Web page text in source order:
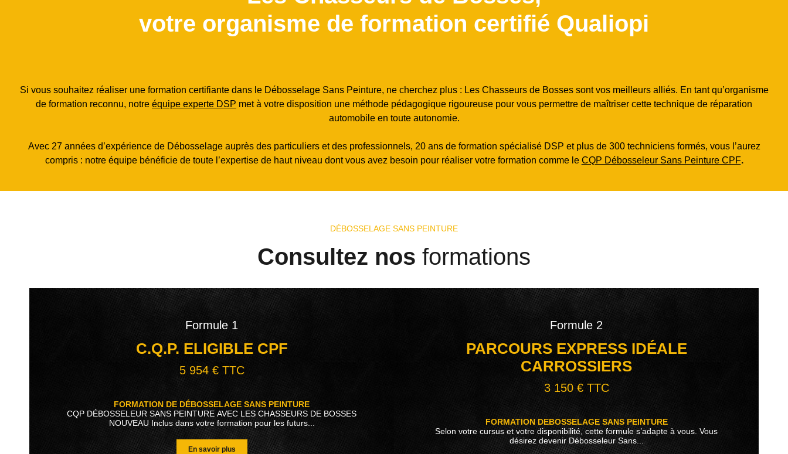
votre organisme de formation certifié Qualiopi
Si vous souhaitez réaliser une formation certifiante dans le Débosselage Sans Peinture, ne cherchez plus : Les Chasseurs de Bosses sont vos meilleurs alliés. En tant qu’organisme
de formation reconnu, notre équipe experte DSP met à votre disposition une méthode pédagogique rigoureuse pour vous permettre de maîtriser cette technique de réparation
automobile en toute autonomie.
Avec 27 années d’expérience de Débosselage auprès des particuliers et des professionnels, 20 ans de formation spécialisé DSP et plus de 300 techniciens formés, vous l’aurez
compris : notre équipe bénéficie de toute l’expertise de haut niveau dont vous avez besoin pour réaliser votre formation comme le CQP Débosseleur Sans Peinture CPF.
DÉBOSSELAGE SANS PEINTURE
Consultez nos formations
Formule 1
C.Q.P. ELIGIBLE CPF
5 954 € TTC
FORMATION DE DÉBOSSELAGE SANS PEINTURE
CQP DÉBOSSELEUR SANS PEINTURE AVEC LES CHASSEURS DE BOSSES
NOUVEAU Inclus dans votre formation pour les futurs...
En savoir plus
Formule 2
PARCOURS EXPRESS IDÉALE
CARROSSIERS
3 150 € TTC
FORMATION DEBOSSELAGE SANS PEINTURE
Selon votre cursus et votre disponibilité, cette formule s’adapte à vous. Vous
désirez devenir Débosseleur Sans...